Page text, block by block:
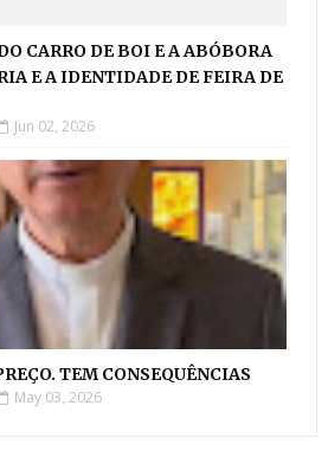
CARRO DE BOI E A ABÓBORA
E A IDENTIDADE DE FEIRA DE
Jun 02, 2026
TEM CONSEQUÊNCIAS
May 03, 2026